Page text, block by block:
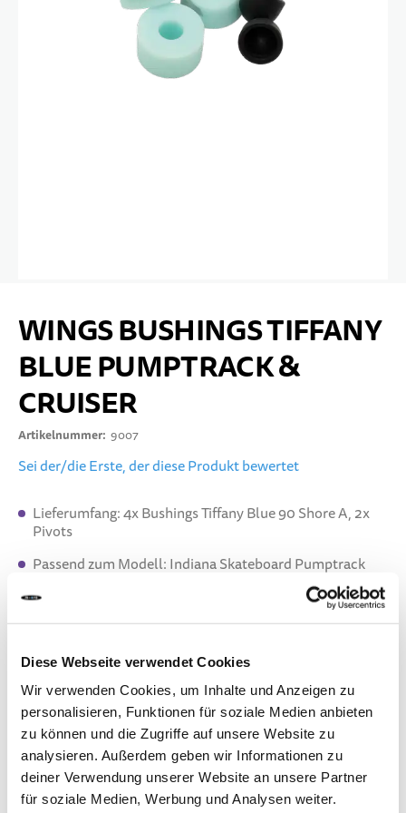
Diese Webseite verwendet Cookies
Wir verwenden Cookies, um Inhalte und Anzeigen zu
personalisieren, Funktionen für soziale Medien anbieten
zu können und die Zugriffe auf unsere Website zu
analysieren. Außerdem geben wir Informationen zu
deiner Verwendung unserer Website an unsere Partner
für soziale Medien, Werbung und Analysen weiter.
WINGS BUSHINGS TIFFANY
BLUE PUMPTRACK &
CRUISER
Artikelnummer 9007
Sei der/die Erste, der diese Produkt bewertet
Lieferumfang: 4x Bushings Tiffany Blue 90 Shore A, 2x
Pivots
Passend zum Modell: Indiana Skateboard Pumptrack
LIEFERZEIT:
Dein Produkt wird am gleichen Werktag verschickt.
CHF 9.90
Inkl. MwSt.